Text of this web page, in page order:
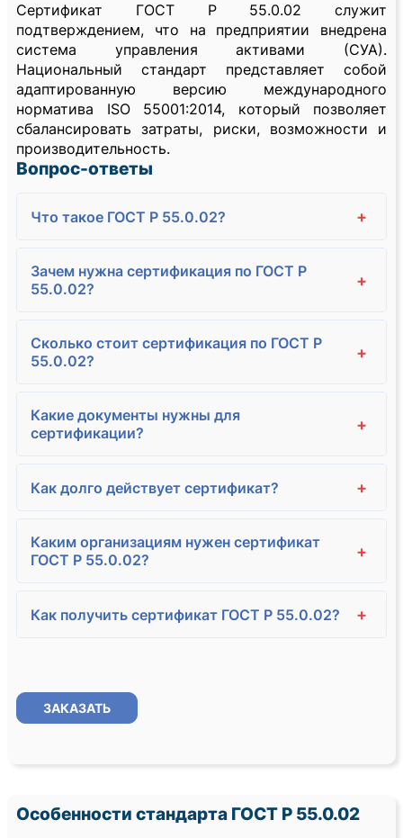
Сертификат ГОСТ Р 55.0.02 служит
подтверждением, что на предприятии внедрена
система управления активами (СУА).
Национальный стандарт представляет собой
адаптированную версию международного
норматива ISO 55001:2014, который позволяет
сбалансировать затраты, риски, возможности и
производительность.
Вопрос-ответы
Что такое ГОСТ Р 55.0.02? +
Зачем нужна сертификация по ГОСТ Р
55.0.02?
+
Сколько стоит сертификация по ГОСТ Р
55.0.02?
+
Какие документы нужны для
сертификации?
+
Как долго действует сертификат? +
Каким организациям нужен сертификат
ГОСТ Р 55.0.02?
+
Как получить сертификат ГОСТ Р 55.0.02? +
ЗАКАЗАТЬ
Особенности стандарта ГОСТ Р 55.0.02